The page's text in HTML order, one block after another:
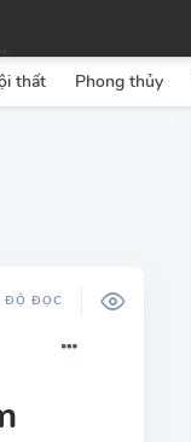
thất Phong thủy
ĐỘ ĐỌC